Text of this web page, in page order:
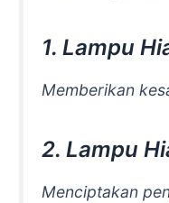
1. Lampu
Memberikan
2. Lampu
Menciptakan